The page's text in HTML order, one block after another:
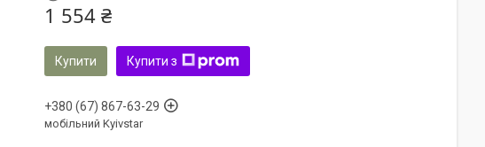
1 554 ₴
Купити Купити з
+380 (67) 867-63-29
мобільний Kyivstar